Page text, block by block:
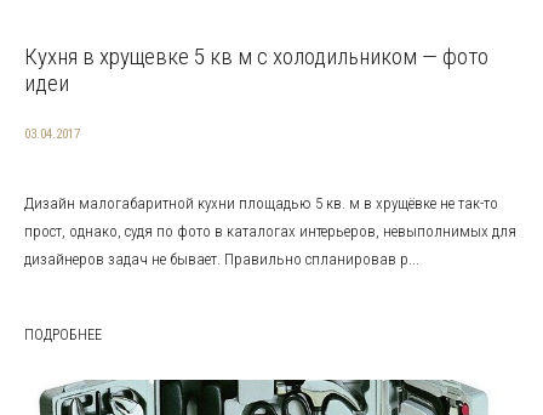
Кухня в хрущевке 5 кв м с холодильником — фото
идеи
03.04.2017
Дизайн малогабаритной кухни площадью 5 кв. м в хрущёвке не так-то
прост, однако, судя по фото в каталогах интерьеров, невыполнимых для
дизайнеров задач не бывает. Правильно спланировав р...
ПОДРОБНЕЕ